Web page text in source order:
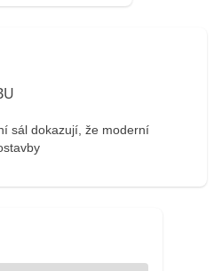
sál dokazují, že moderní